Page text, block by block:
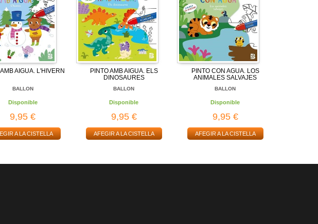
AIGUA. L'HIVERN
BALLON
Disponible
9,95 €
A LA CISTELLA
PINTO AMB AIGUA. ELS
DINOSAURES
BALLON
Disponible
9,95 €
AFEGIR A LA CISTELLA
PINTO CON AGUA. LOS
ANIMALES SALVAJES
BALLON
Disponible
9,95 €
AFEGIR A LA CISTELLA